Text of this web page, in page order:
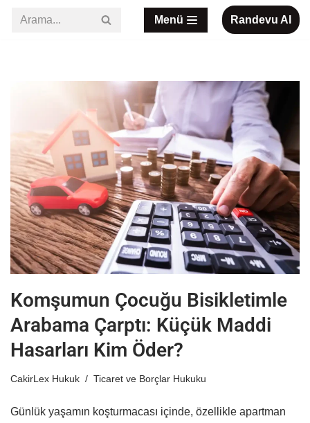
Menü Randevu Al
Komşumun Çocuğu Bisikletimle
Arabama Çarptı: Küçük Maddi
Hasarları Kim Öder?
CakirLex Hukuk Ticaret ve Borçlar Hukuku
Günlük yaşamın koşturmacası içinde, özellikle apartman